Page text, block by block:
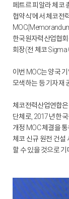
페트르 피알라 체코
협약식'에서 체코전
한국원자력산업협
회장(전 체코 Sigma
이번 MOC는 양국
모색하는 등 기자재
체코전력산업연합
단체로, 2017년 한
개정 MOC 체결을
체코 신규 원전 건설
할 수 있을 것으로 기